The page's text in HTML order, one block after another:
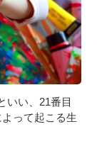
いい、21番目
って起こる生